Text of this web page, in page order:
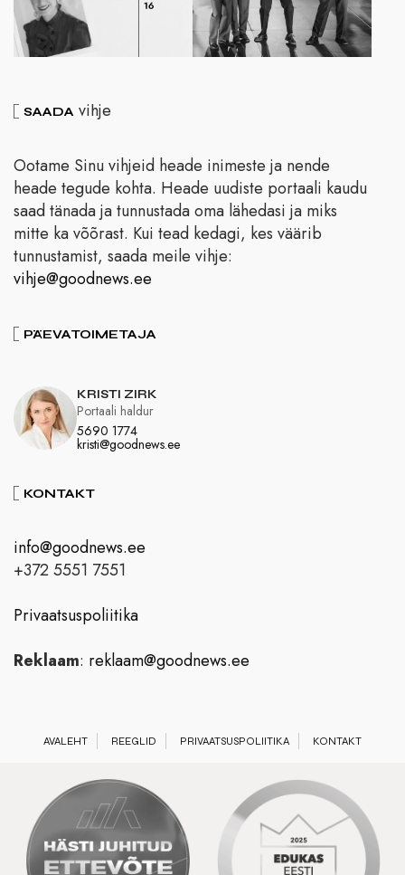
SAADA vihje
Ootame Sinu vihjeid heade inimeste ja nende
heade tegude kohta. Heade uudiste portaali kaudu
saad tänada ja tunnustada oma lähedasi ja miks
mitte ka võõrast. Kui tead kedagi, kes väärib
tunnustamist, saada meile vihje:
vihje@goodnews.ee
PÄEVATOIMETAJA
KRISTI ZIRK
5690 1774
kristi@goodnews.ee
Portaali haldur
KONTAKT
info@goodnews.ee
+372 5551 7551
Privaatsuspoliitika
Reklaam: reklaam@goodnews.ee
AVALEHT REEGLID PRIVAATSUSPOLIITIKA KONTAKT